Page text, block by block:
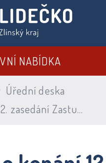
NABÍDKA
Úřední deska
obce Lidečko – 6. 2. 2024